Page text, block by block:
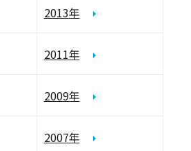
2013年
2011年
2009年
2007年